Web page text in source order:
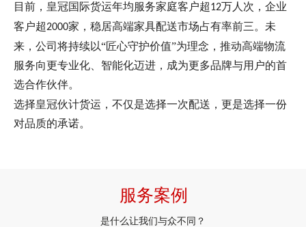
目前，皇冠国际货运年均服务家庭客户超12万人次，企业
客户超2000家，稳居高端家具配送市场占有率前三。未
来，公司将持续以“匠心守护价值”为理念，推动高端物流
服务向更专业化、智能化迈进，成为更多品牌与用户的首
选合作伙伴。
选择皇冠伙计货运，不仅是选择一次配送，更是选择一份
对品质的承诺。
服务案例
是什么让我们与众不同？